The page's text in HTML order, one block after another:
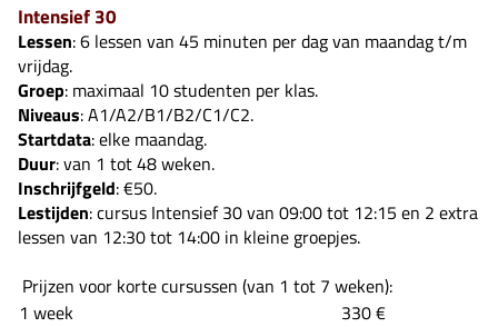
Intensief 30
Lessen: 6 lessen van 45 minuten per dag van maandag t/m
vrijdag.
Groep: maximaal 10 studenten per klas.
Niveaus: A1/A2/B1/B2/C1/C2.
Startdata: elke maandag.
Duur: van 1 tot 48 weken.
Inschrijfgeld: €50.
Lestijden: cursus Intensief 30 van 09:00 tot 12:15 en 2 extra
lessen van 12:30 tot 14:00 in kleine groepjes.
Prijzen voor korte cursussen (van 1 tot 7 weken):
1 week
330 €